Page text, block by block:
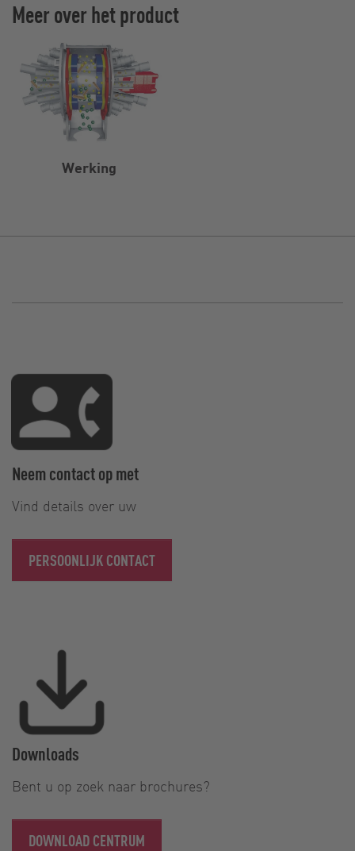
Meer over het product
Werking
Neem contact op met
Vind details over uw
PERSOONLIJK CONTACT
Downloads
Bent u op zoek naar brochures?
DOWNLOAD CENTRUM